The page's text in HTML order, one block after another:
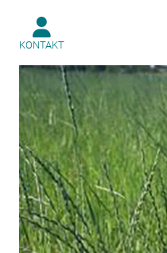
KONTAKT